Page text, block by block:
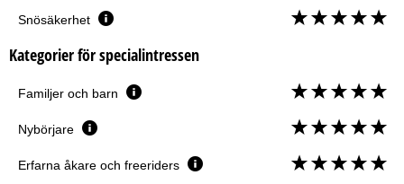
Snösäkerhet
Kategorier för specialintressen
Familjer och barn
Nybörjare
Erfarna åkare och freeriders